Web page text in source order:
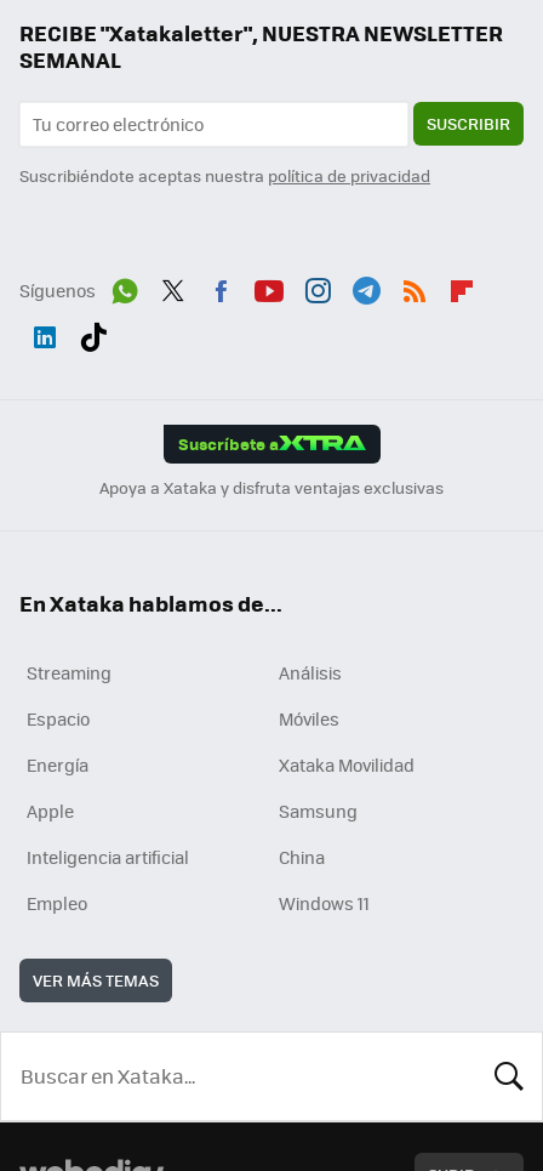
RECIBE "Xatakaletter", NUESTRA NEWSLETTER
SEMANAL
SUSCRIBIR
Suscribiéndote aceptas nuestra política de privacidad
Síguenos
Suscríbete a
Apoya a Xataka y disfruta ventajas exclusivas
En Xataka hablamos de...
Streaming
Análisis
Espacio
Móviles
Energía
Xataka Movilidad
Apple
Samsung
Inteligencia artificial
China
Empleo
Windows 11
VER MÁS TEMAS